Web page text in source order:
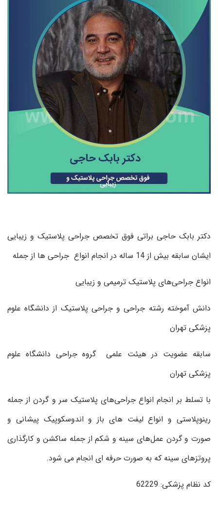
دکتر بابک حاجی براتی فوق تخصص جراحی پلاستیک و زیبایی
ایشان سابقه بیش از 14 ساله در انجام انواع جراحی ها از جمله
انواع جراحی‌های پلاستیک ترمیمی و زیبایی
دانش آموخته رشته جراحی و جراحی پلاستیک از دانشگاه علوم
پزشکی تهران
سابقه عضویت در هیئت علمی گروه جراحی دانشگاه علوم
پزشکی تهران
با تسلط بر انجام انواع جراحی‌های پلاستیک سر و گردن از جمله
رینوپلاستی و انواع لیفت های باز و اندوسکوپیک پیشانی و
صورت و گردن عمل‌های سینه و شکم از جمله ساکشن و کارگذاری
پروتزهای سینه که به صورت حرفه ای انجام می شود.
کد نظام پزشکی: 62229